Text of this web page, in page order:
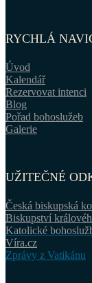
RYCHLÁ
Úvod
Kalendář
Rezervovat intenci
Blog
Pořad bohoslužeb
Galerie
UŽITEČNÉ
Česká biskupská
Biskupství
Katolické
Víra.cz
Zprávy z Vatikánu